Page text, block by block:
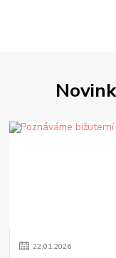
22.01.2026